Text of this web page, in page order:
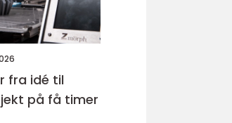
på få timer